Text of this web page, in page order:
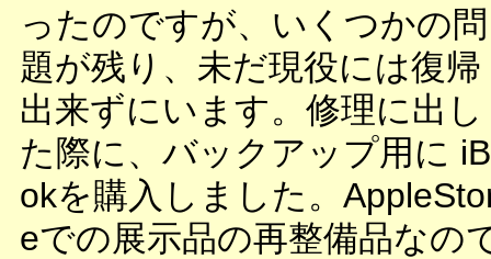
ったのですが、いくつかの問
題が残り、未だ現役には復帰
出来ずにいます。修理に出し
た際に、バックアップ用に
okを購入しました。
eでの展示品の再整備品なの